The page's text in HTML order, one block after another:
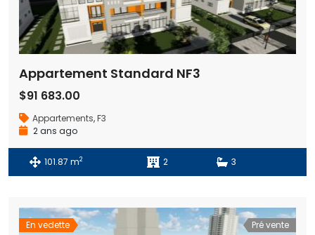
Appartement Standard NF3
$91 683.00
Appartements,F3
2 ans ago
101.87 m2 2 3
En vedette
Pré vente